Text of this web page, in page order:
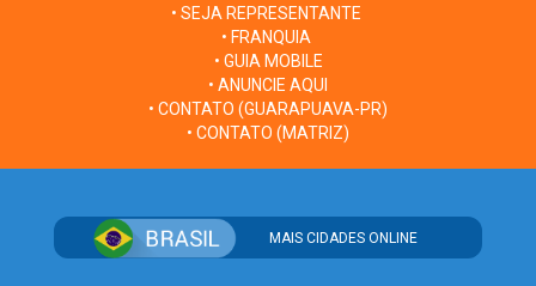
• SEJA REPRESENTANTE
• FRANQUIA
• GUIA MOBILE
• ANUNCIE AQUI
• CONTATO (GUARAPUAVA-PR)
• CONTATO (MATRIZ)
MAIS CIDADES ONLINE